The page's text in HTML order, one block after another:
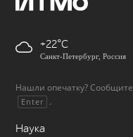
+22
Санкт-Петербург, Россия
Нашли опечатку?
Enter .
Наука